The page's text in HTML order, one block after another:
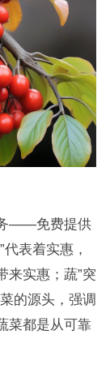
——免费提供
表着实惠，
来实惠；蔬”突
的源头，强调
菜都是从可靠